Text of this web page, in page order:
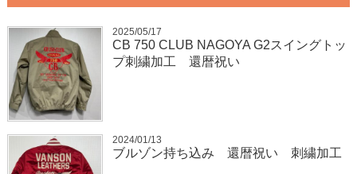
2025/05/17
CB 750 CLUB NAGOYA G2スイングトッ
プ刺繍加工 還暦祝い
2024/01/13
ブルゾン持ち込み 還暦祝い 刺繍加工